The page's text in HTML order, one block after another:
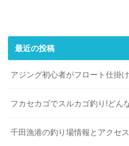
最近の投稿
アジング初心者がフロート仕掛
フカセカゴでスルカゴ釣り!どん
千田漁港の釣り場情報とアクセ